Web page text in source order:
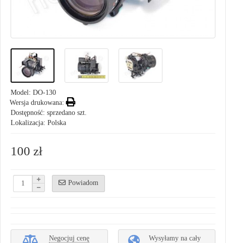
Model: DO-130
Wersja drukowana:
Dostępność: sprzedano szt.
Lokalizacja: Polska
100 zł
Powiadom
Negocjuj cenę
Wysyłamy na cały